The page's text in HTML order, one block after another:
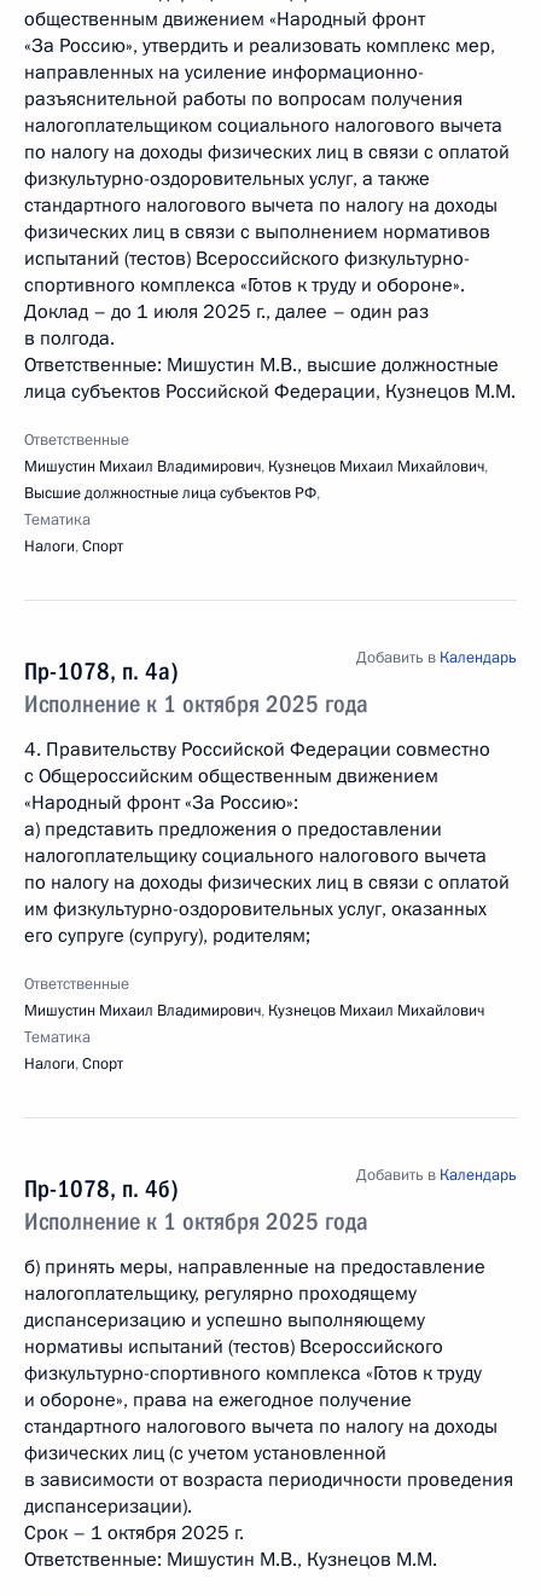
общественным движением «Народный фронт
«За Россию», утвердить и реализовать комплекс мер,
направленных на усиление информационно-
разъяснительной работы по вопросам получения
налогоплательщиком социального налогового вычета
по налогу на доходы физических лиц в связи с оплатой
физкультурно-оздоровительных услуг, а также
стандартного налогового вычета по налогу на доходы
физических лиц в связи с выполнением нормативов
испытаний (тестов) Всероссийского физкультурно-
спортивного комплекса «Готов к труду и обороне».
Доклад – до 1 июля 2025 г., далее – один раз
в полгода.
Ответственные: Мишустин М.В., высшие должностные
лица субъектов Российской Федерации, Кузнецов М.М.
Ответственные
Мишустин Михаил Владимирович, Кузнецов Михаил Михайлович,
Высшие должностные лица субъектов РФ,
Тематика
Налоги,Спорт
Пр-1078, п. 4а)
Исполнение к 1 октября 2025 года
Добавить в Календарь
4. Правительству Российской Федерации совместно
с Общероссийским общественным движением
«Народный фронт «За Россию»:
а) представить предложения о предоставлении
налогоплательщику социального налогового вычета
по налогу на доходы физических лиц в связи с оплатой
им физкультурно-оздоровительных услуг, оказанных
его супруге (супругу), родителям;
Ответственные
Мишустин Михаил Владимирович, Кузнецов Михаил Михайлович
Тематика
Налоги,Спорт
Пр-1078, п. 4б)
Исполнение к 1 октября 2025 года
Добавить в Календарь
б) принять меры, направленные на предоставление
налогоплательщику, регулярно проходящему
диспансеризацию и успешно выполняющему
нормативы испытаний (тестов) Всероссийского
физкультурно-спортивного комплекса «Готов к труду
и обороне», права на ежегодное получение
cтандартного налогового вычета по налогу на доходы
физических лиц (с учетом установленной
в зависимости от возраста периодичности проведения
диспансеризации).
Срок – 1 октября 2025 г.
Ответственные: Мишустин М.В., Кузнецов М.М.